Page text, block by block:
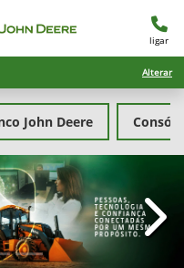
ligar
Alterar
John Deere